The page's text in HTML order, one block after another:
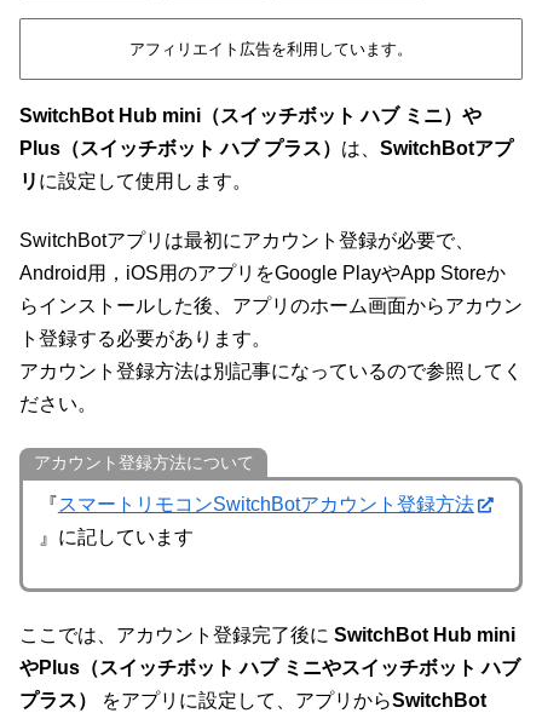
アフィリエイト広告を利用しています。
SwitchBot Hub mini（スイッチボット ハブ ミニ）や
Plus（スイッチボット ハブ プラス） は、 SwitchBotアプ
リ に設定して使用します。
SwitchBotアプリは最初にアカウント登録が必要で、
Android用，iOS用のアプリをGoogle PlayやApp Storeか
らインストールした後、アプリのホーム画面からアカウン
ト登録する必要があります。
アカウント登録方法は別記事になっているので参照してく
ださい。
アカウント登録方法について
『スマートリモコンSwitchBotアカウント登録方法
』に記しています
ここでは、アカウント登録完了後に SwitchBot Hub mini
やPlus（スイッチボット ハブ ミニやスイッチボット ハブ
プラス）
をアプリに設定して、アプリからSwitchBot